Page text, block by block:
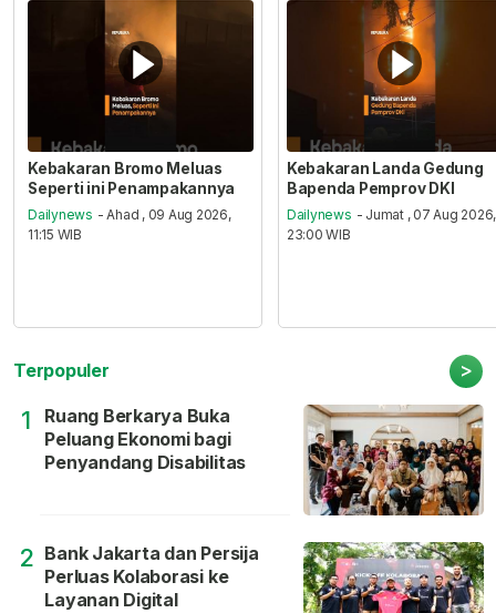
Kebakaran Bromo Meluas
Seperti ini Penampakannya
Dailynews - Ahad , 09 Aug 2026,
11:15 WIB
Kebakaran Landa Gedung
Bapenda Pemprov DKI
Dailynews - Jumat , 07 Aug 2026,
23:00 WIB
Terpopuler >
1
Ruang Berkarya Buka
Peluang Ekonomi bagi
Penyandang Disabilitas
2 Bank Jakarta dan Persija
Perluas Kolaborasi ke
Layanan Digital